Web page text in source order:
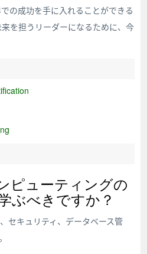
の成功を手に入れることができる
を担うリーダーになるために、今
ピューティングの
ぶべきですか？
セキュリティ、データベース管